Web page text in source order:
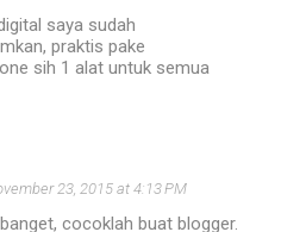
saya sudah
praktis pake
sih 1 alat untuk semua
23, 2015 at 4:13 PM
cocoklah buat blogger.